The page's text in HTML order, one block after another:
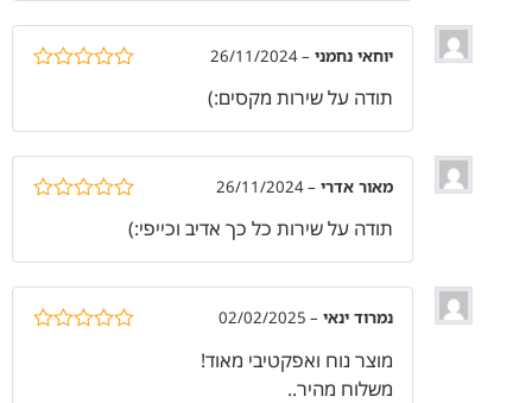
יוחאי נחמני –
26/11/2024
תודה על שירות מקסים:)
5
מאור אדרי –
26/11/2024
תודה על שירות כל כך אדיב וכייפי:)
נמרוד ינאי –
02/02/2025
מוצר נוח ואפקטיבי מאוד!
משלוח מהיר..